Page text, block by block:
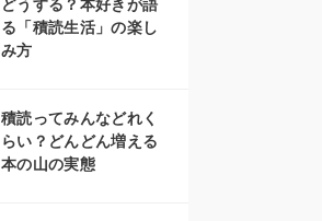
どうする？本好きが語
る「積読生活」の楽し
み方
積読ってみんなどれく
らい？どんどん増える
本の山の実態